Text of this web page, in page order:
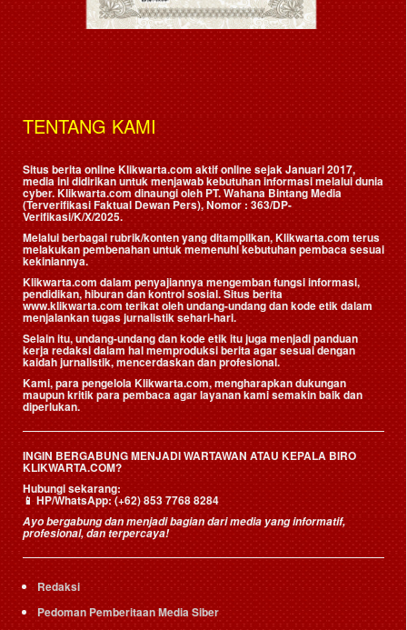
TENTANG KAMI
Situs berita online Klikwarta.com aktif online sejak Januari 2017,
media ini didirikan untuk menjawab kebutuhan informasi melalui dunia
cyber. Klikwarta.com dinaungi oleh PT. Wahana Bintang Media
(Terverifikasi Faktual Dewan Pers), Nomor : 363/DP-
Verifikasi/K/X/2025.
Melalui berbagai rubrik/konten yang ditampilkan, Klikwarta.com terus
melakukan pembenahan untuk memenuhi kebutuhan pembaca sesuai
kekiniannya.
Klikwarta.com dalam penyajiannya mengemban fungsi informasi,
pendidikan, hiburan dan kontrol sosial. Situs berita
www.klikwarta.com terikat oleh undang-undang dan kode etik dalam
menjalankan tugas jurnalistik sehari-hari.
Selain itu, undang-undang dan kode etik itu juga menjadi panduan
kerja redaksi dalam hal memproduksi berita agar sesuai dengan
kaidah jurnalistik, mencerdaskan dan profesional.
Kami, para pengelola Klikwarta.com, mengharapkan dukungan
maupun kritik para pembaca agar layanan kami semakin baik dan
diperlukan.
INGIN BERGABUNG MENJADI WARTAWAN ATAU KEPALA BIRO
KLIKWARTA.COM?
Hubungi sekarang:
📱HP/WhatsApp:(+62) 853 7768 8284
Ayo bergabung dan menjadi bagian dari media yang informatif,
profesional, dan terpercaya!
Redaksi
Pedoman Pemberitaan Media Siber